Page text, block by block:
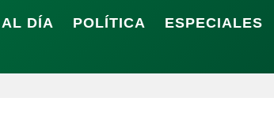
AL DÍA POLÍTICA ESPECIALES